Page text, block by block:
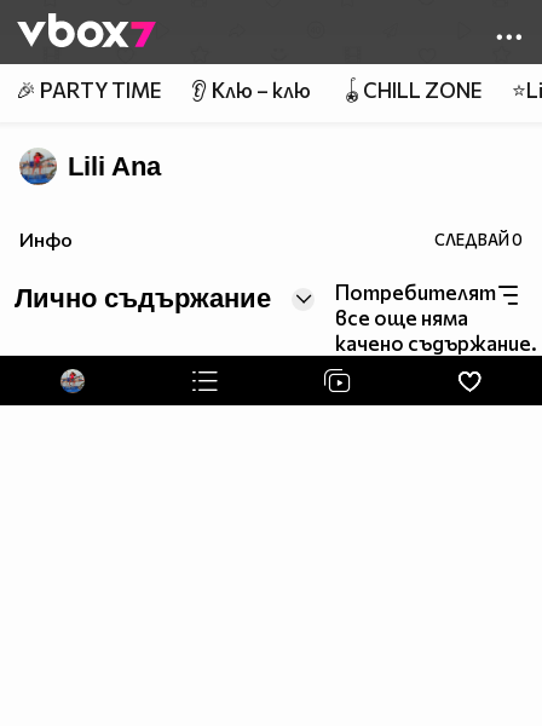
👾
🎉 PARTY TIME 👂 Клю – клю 🪀CHILL ZONE
Lili Ana
Инфо СЛЕДВАЙ0
Лично съдържание
Потребителят
все още няма
качено съдържание.